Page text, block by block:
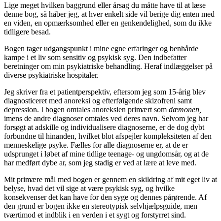
Lige meget hvilken baggrund eller årsag du måtte have til at læse
denne bog, så håber jeg, at hver enkelt side vil berige dig enten med
en viden, en opmærksomhed eller en genkendelighed, som du ikke
tidligere besad.
Bogen tager udgangspunkt i mine egne erfaringer og benhårde
kampe i et liv som sensitiv og psykisk syg. Den indbefatter
beretninger om min psykiatriske behandling. Heraf indlæggelser på
diverse psykiatriske hospitaler.
Jeg skriver fra et patientperspektiv, eftersom jeg som 15-årig blev
diagnosticeret med anoreksi og efterfølgende skizofreni samt
depression. I bogen omtales anoreksien primært som dæmonen,
imens de andre diagnoser omtales ved deres navn. Selvom jeg har
forsøgt at adskille og individualisere diagnoserne, er de dog dybt
forbundne til hinanden, hvilket blot afspejler kompleksiteten af den
menneskelige psyke. Fælles for alle diagnoserne er, at de er
udsprunget i løbet af mine tidlige teenage- og ungdomsår, og at de
har medført dybe ar, som jeg stadig er ved at lære at leve med.
Mit primære mål med bogen er gennem en skildring af mit eget liv at
belyse, hvad det vil sige at være psykisk syg, og hvilke
konsekvenser det kan have for den syge og dennes pårørende. Af
den grund er bogen ikke en stereotypisk selvhjælpsguide, men
tværtimod et indblik i en verden i et sygt og forstyrret sind.